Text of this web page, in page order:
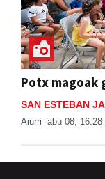
Potx magoak
SAN ESTEBAN
Aiurri abu 08, 16:28